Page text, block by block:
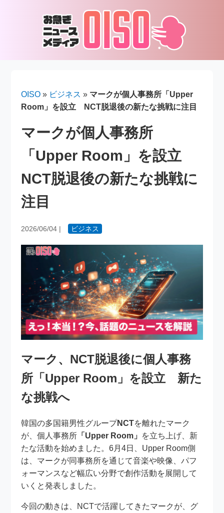
OISO » ビジネス » マークが個人事務所「Upper
Room」を設立 NCT脱退後の新たな挑戦に注目
マークが個人事務所
「Upper Room」を設立
NCT脱退後の新たな挑戦に
注目
2026/06/04 | ビジネス
マーク、NCT脱退後に個人事務
所「Upper Room」を設立 新た
な挑戦へ
韓国の多国籍男性グループNCTを離れたマーク
が、個人事務所 「Upper Room」 を立ち上げ、新
たな活動を始めました。6月4日、Upper Room側
は、マークが同事務所を通じて音楽や映像、パフ
ォーマンスなど幅広い分野で創作活動を展開して
いくと発表しました。
今回の動きは、NCTで活躍してきたマークが、グ